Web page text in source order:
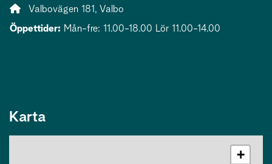
Adress:
Valbovägen 181, Valbo
Öppettider: Mån-fre: 11.00-18.00 Lör 11.00-14.00
Karta
+